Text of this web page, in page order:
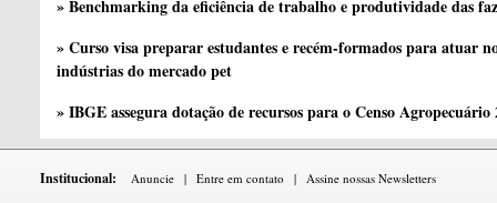
» Benchmarking da eficiência de trabalho e produtividade das
» Curso visa preparar estudantes e recém-formados para atuar
indústrias do mercado pet
» IBGE assegura dotação de recursos para o Censo Agropecuário
Institucional: Anuncie | Entre em contato | Assine nossas Newsletters